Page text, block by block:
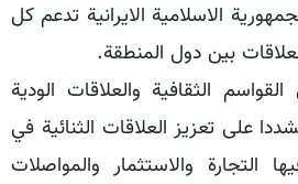
الاسلامية الايرانية تدعم كل
بين دول المنطقة.
الثقافية والعلاقات الودية
على تعزيز العلاقات الثنائية في
التجارة والاستثمار والمواصلات